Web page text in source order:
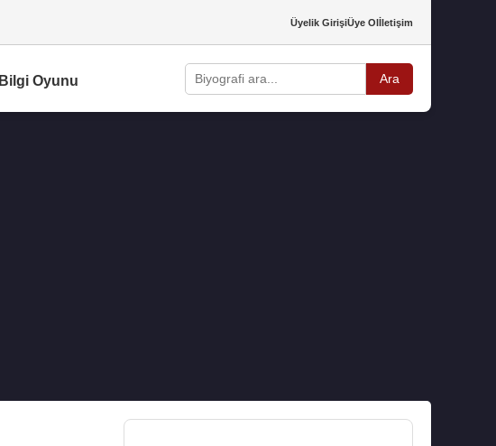
Üyelik GirişiÜye Olİletişim
Bilgi Oyunu Ara